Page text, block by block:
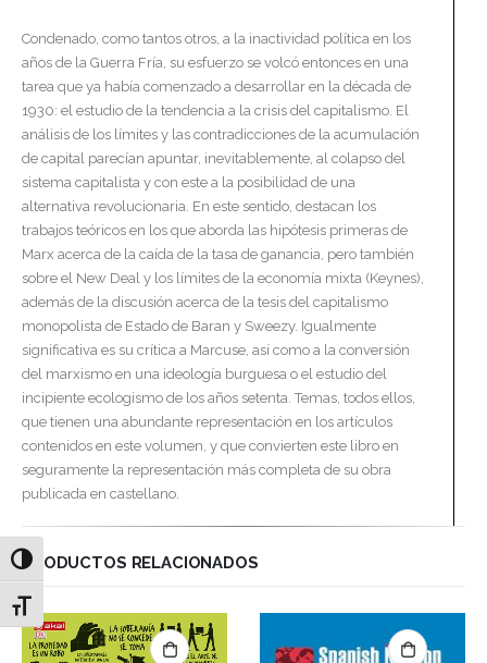
Alternar alto contraste
Alternar tamaño de letra
Condenado, como tantos otros, a la inactividad política en los
años de la Guerra Fría, su esfuerzo se volcó entonces en una
tarea que ya había comenzado a desarrollar en la década de
1930: el estudio de la tendencia a la crisis del capitalismo. El
análisis de los límites y las contradicciones de la acumulación
de capital parecían apuntar, inevitablemente, al colapso del
sistema capitalista y con este a la posibilidad de una
alternativa revolucionaria. En este sentido, destacan los
trabajos teóricos en los que aborda las hipótesis primeras de
Marx acerca de la caída de la tasa de ganancia, pero también
sobre el New Deal y los límites de la economía mixta (Keynes),
además de la discusión acerca de la tesis del capitalismo
monopolista de Estado de Baran y Sweezy. Igualmente
significativa es su crítica a Marcuse, así como a la conversión
del marxismo en una ideología burguesa o el estudio del
incipiente ecologismo de los años setenta. Temas, todos ellos,
que tienen una abundante representación en los artículos
contenidos en este volumen, y que convierten este libro en
seguramente la representación más completa de su obra
publicada en castellano.
PRODUCTOS RELACIONADOS